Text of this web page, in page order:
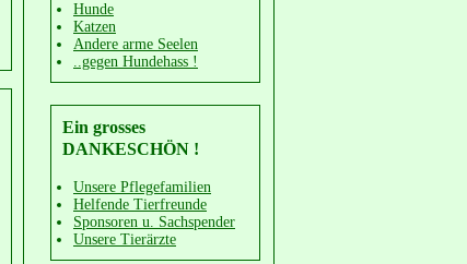
Hunde
Katzen
Andere arme Seelen
..gegen Hundehass !
Ein grosses
DANKESCHÖN !
Unsere Pflegefamilien
Helfende Tierfreunde
Sponsoren u. Sachspender
Unsere Tierärzte